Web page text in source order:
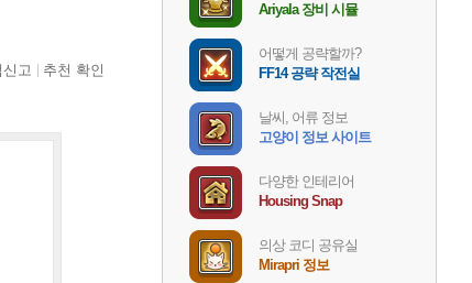
신고 추천 확인
Ariyala 장비 시뮬
어떻게 공략할까?
FF14 공략 작전실
날씨, 어류 정보
고양이 정보 사이트
다양한 인테리어
Housing Snap
의상 코디 공유실
Mirapri 정보